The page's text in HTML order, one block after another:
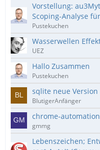
Vorstellung:
Scoping-Analyse
Pustekuchen
Wasserwellen
UEZ
Hallo Zusammen
Pustekuchen
sqlite neue Version
BlutigerAnfänger
chrome-
gmmg
Lebenszeichen;